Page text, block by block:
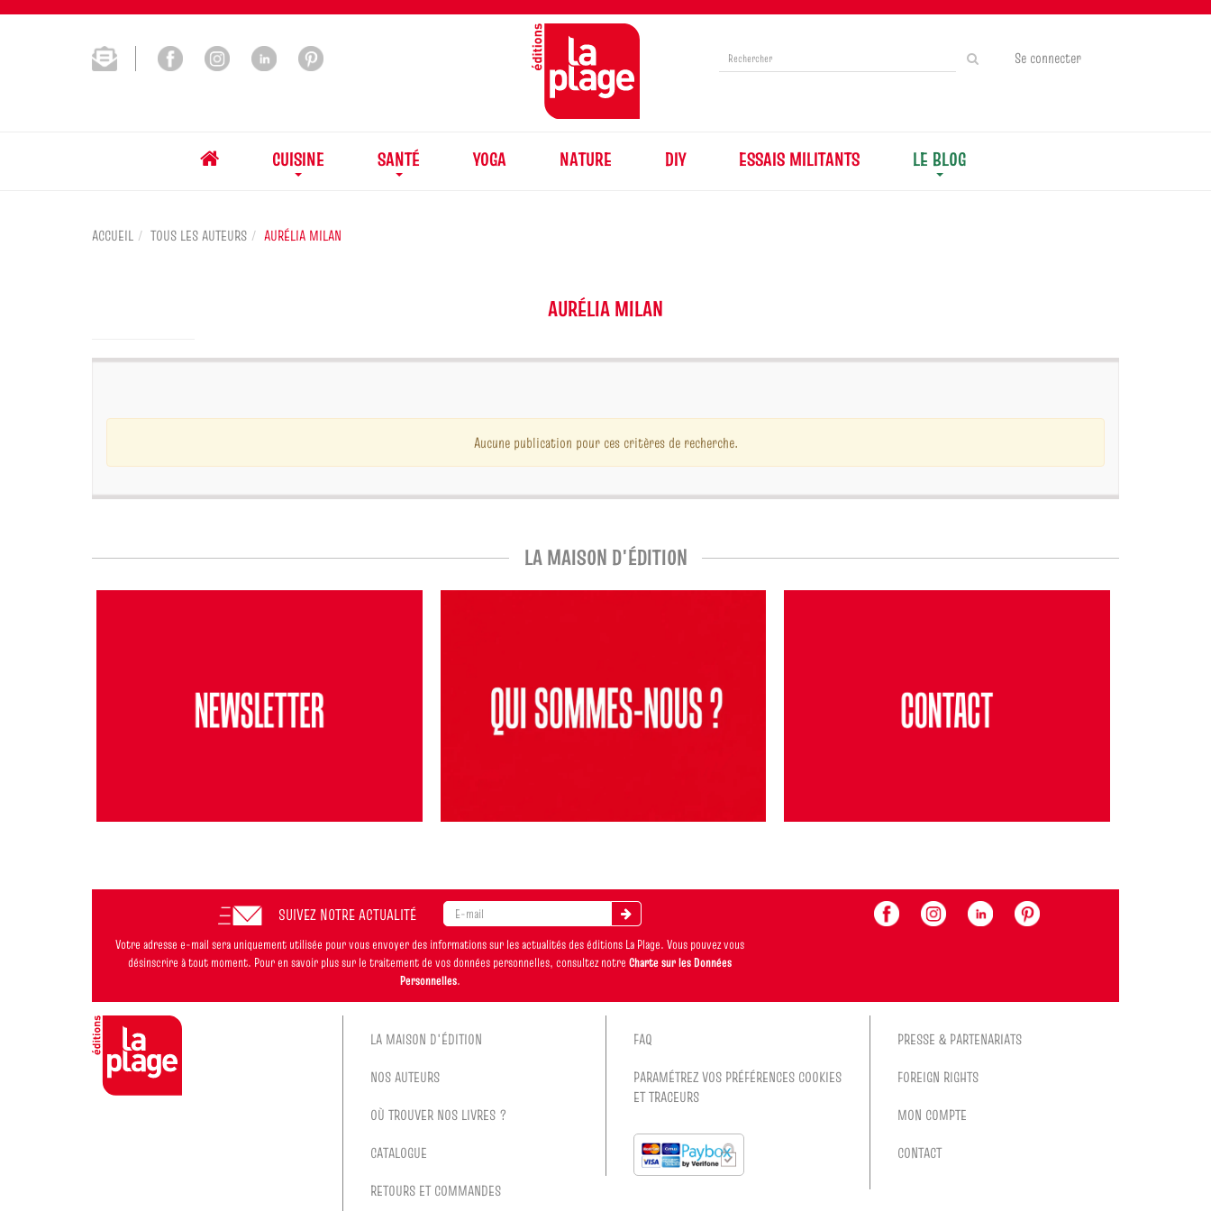
Se connecter
CUISINE SANTÉ YOGA NATURE DIY ESSAIS MILITANTS LE BLOG
ACCUEIL TOUS LES AUTEURS AURÉLIA MILAN
AURÉLIA MILAN
Aucune publication pour ces critères de recherche.
LA MAISON D'ÉDITION
SUIVEZ NOTRE ACTUALITÉ
Votre adresse e-mail sera uniquement utilisée pour vous envoyer des informations sur les actualités des éditions La Plage. Vous pouvez vous
désinscrire à tout moment. Pour en savoir plus sur le traitement de vos données personnelles, consultez notre Charte sur les Données
Personnelles.
LA MAISON D'ÉDITION
NOS AUTEURS
OÙ TROUVER NOS LIVRES ?
CATALOGUE
RETOURS ET COMMANDES
FAQ
PARAMÉTREZ VOS PRÉFÉRENCES COOKIES
ET TRACEURS
PRESSE & PARTENARIATS
FOREIGN RIGHTS
MON COMPTE
CONTACT